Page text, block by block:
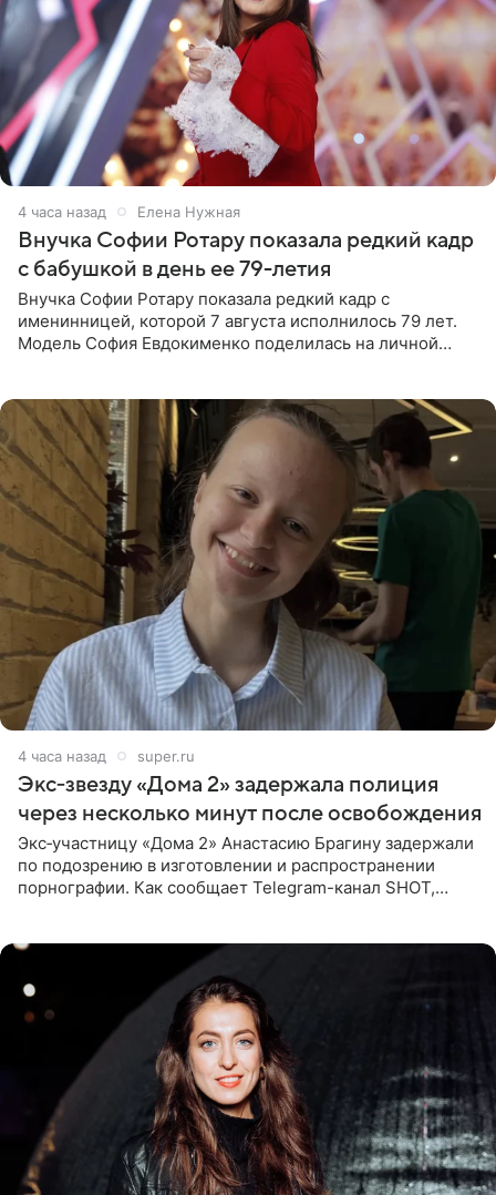
4 часа назад Елена Нужная
Внучка Софии Ротару показала редкий кадр
с бабушкой в день ее 79-летия
Внучка Софии Ротару показала редкий кадр с
именинницей, которой 7 августа исполнилось 79 лет.
Модель София Евдокименко поделилась на личной
4 часа назад super.ru
Экс‑звезду «Дома 2» задержала полиция
через несколько минут после освобождения
Экс‑участницу «Дома 2» Анастасию Брагину задержали
по подозрению в изготовлении и распространении
порнографии. Как сообщает Telegram-канал SHOT,